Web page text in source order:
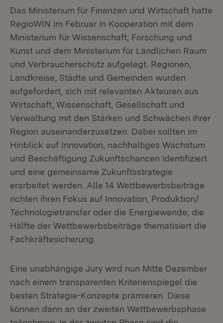
Das Ministerium für Finanzen und Wirtschaft hatte
RegioWIN im Februar in Kooperation mit dem
Ministerium für Wissenschaft, Forschung und
Kunst und dem Ministerium für Ländlichen Raum
und Verbraucherschutz aufgelegt. Regionen,
Landkreise, Städte und Gemeinden wurden
aufgefordert, sich mit relevanten Akteuren aus
Wirtschaft, Wissenschaft, Gesellschaft und
Verwaltung mit den Stärken und Schwächen ihrer
Region auseinanderzusetzen. Dabei sollten im
Hinblick auf Innovation, nachhaltiges Wachstum
und Beschäftigung Zukunftschancen identifiziert
und eine gemeinsame Zukunftsstrategie
erarbeitet werden. Alle 14 Wettbewerbsbeiträge
richten ihren Fokus auf Innovation, Produktion/
Technologietransfer oder die Energiewende; die
Hälfte der Wettbewerbsbeiträge thematisiert die
Fachkräftesicherung.
Eine unabhängige Jury wird nun Mitte Dezember
nach einem transparenten Kriterienspiegel die
besten Strategie-Konzepte prämieren. Diese
können dann an der zweiten Wettbewerbsphase